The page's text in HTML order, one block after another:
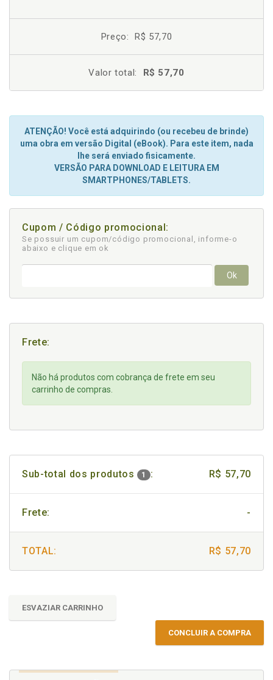
Preço: R$ 57,70
Valor total: R$ 57,70
ATENÇÃO! Você está adquirindo (ou recebeu de brinde)
uma obra em versão Digital (eBook). Para este item, nada
lhe será enviado fisicamente.
VERSÃO PARA DOWNLOAD E LEITURA EM
SMARTPHONES/TABLETS.
Cupom / Código promocional:
Se possuir um cupom/código promocional, informe-o
abaixo e clique em ok
Ok
Frete:
Não há produtos com cobrança de frete em seu
carrinho de compras.
Sub-total dos produtos 1 : R$ 57,70
Frete: -
TOTAL: R$ 57,70
ESVAZIAR CARRINHO
CONCLUIR A COMPRA